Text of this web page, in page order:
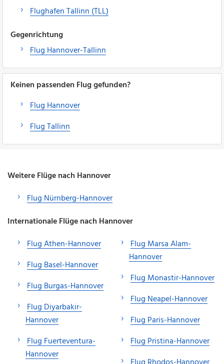
Flughafen Tallinn (TLL)
Gegenrichtung
Flug Hannover-Tallinn
Keinen passenden Flug gefunden?
Flug Hannover
Flug Tallinn
Weitere Flüge nach Hannover
Flug Nürnberg-Hannover
Internationale Flüge nach Hannover
Flug Athen-Hannover
Flug Basel-Hannover
Flug Burgas-Hannover
Flug Diyarbakir-
Hannover
Flug Fuerteventura-
Hannover
Flug Marsa Alam-
Hannover
Flug Monastir-Hannover
Flug Neapel-Hannover
Flug Paris-Hannover
Flug Pristina-Hannover